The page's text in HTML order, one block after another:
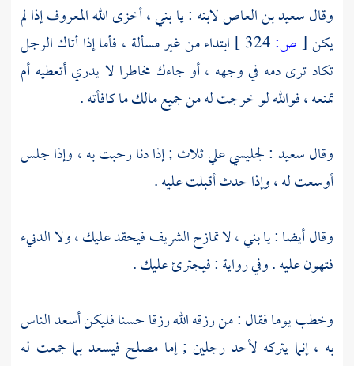
وقالسعيد بن العاصلابنه : يا بني ، أخزى الله المعروف إذا لم
يكن[ص:
ابتداء من غير مسألة ، فأما إذا أتاك الرجل
تكاد ترى دمه في وجهه ، أو جاءك مخاطرا لا يدري أتعطيه أم
تمنعه ، فوالله لو خرجت له من جميع مالك ما كافأته .
وقالسعيد : لجليسي علي ثلاث ; إذا دنا رحبت به ، وإذا جلس
أوسعت له ، وإذا حدث أقبلت عليه .
وقال أيضا : يا بني ، لا تمازح الشريف فيحقد عليك ، ولا الدنيء
فتهون عليه . وفي رواية : فيجترئ عليك .
وخطب يوما فقال : من رزقه الله رزقا حسنا فليكن أسعد الناس
به ، إنما يتركه لأحد رجلين ; إما مصلح فيسعد بما جمعت له